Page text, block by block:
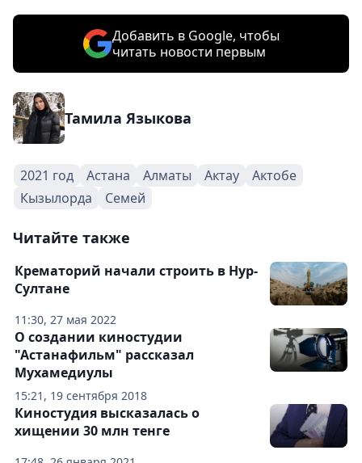
Добавить в Google, чтобы
читать новости первым
Тамила Языкова
2021 год Астана Алматы Актау
Актобе
Кызылорда
Семей
Читайте также
11:30, 27 мая 2022
Крематорий начали строить в Нур-
Султане
15:21, 19 сентября 2018
О создании киностудии
"Астанафильм" рассказал
Мухамедиулы
Киностудия высказалась о
хищении 30 млн тенге